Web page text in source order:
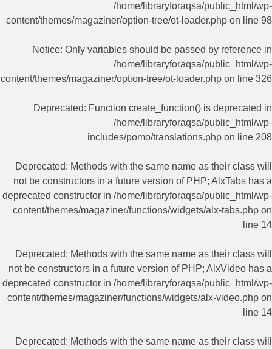
/home/libraryforaqsa/public_html/wp-
content/themes/magaziner/option-tree/ot-loader.php on line 98
Notice: Only variables should be passed by reference in
/home/libraryforaqsa/public_html/wp-
content/themes/magaziner/option-tree/ot-loader.php on line 326
Deprecated: Function create_function() is deprecated in
/home/libraryforaqsa/public_html/wp-
includes/pomo/translations.php on line 208
Deprecated: Methods with the same name as their class will
not be constructors in a future version of PHP; AlxTabs has a
deprecated constructor in /home/libraryforaqsa/public_html/wp-
content/themes/magaziner/functions/widgets/alx-tabs.php on
line 14
Deprecated: Methods with the same name as their class will
not be constructors in a future version of PHP; AlxVideo has a
deprecated constructor in /home/libraryforaqsa/public_html/wp-
content/themes/magaziner/functions/widgets/alx-video.php on
line 14
Deprecated: Methods with the same name as their class will